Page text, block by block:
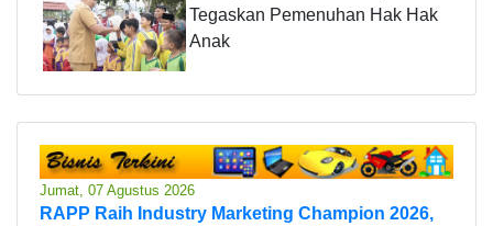
Tegaskan Pemenuhan Hak Hak
Anak
Jumat, 07 Agustus 2026
RAPP Raih Industry Marketing Champion 2026,